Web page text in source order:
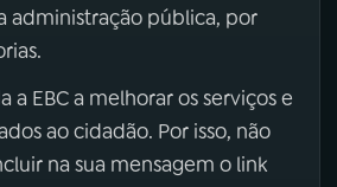
administração pública, por
a EBC a melhorar os serviços e
ao cidadão. Por isso, não
na sua mensagem o link